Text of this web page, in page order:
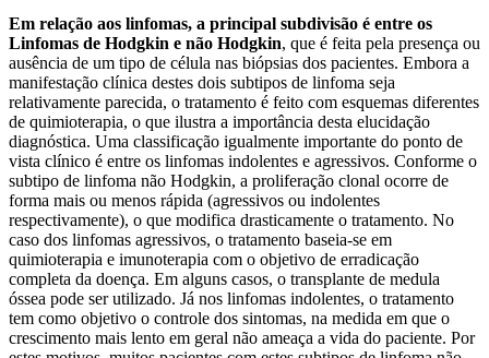
Em relação aos linfomas, a principal subdivisão é entre os
Linfomas de Hodgkin e não Hodgkin, que é feita pela presença ou
ausência de um tipo de célula nas biópsias dos pacientes. Embora a
manifestação clínica destes dois subtipos de linfoma seja
relativamente parecida, o tratamento é feito com esquemas diferentes
de quimioterapia, o que ilustra a importância desta elucidação
diagnóstica. Uma classificação igualmente importante do ponto de
vista clínico é entre os linfomas indolentes e agressivos. Conforme o
subtipo de linfoma não Hodgkin, a proliferação clonal ocorre de
forma mais ou menos rápida (agressivos ou indolentes
respectivamente), o que modifica drasticamente o tratamento. No
caso dos linfomas agressivos, o tratamento baseia-se em
quimioterapia e imunoterapia com o objetivo de erradicação
completa da doença. Em alguns casos, o transplante de medula
óssea pode ser utilizado. Já nos linfomas indolentes, o tratamento
tem como objetivo o controle dos sintomas, na medida em que o
crescimento mais lento em geral não ameaça a vida do paciente. Por